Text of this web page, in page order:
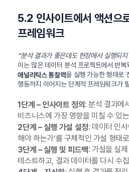
5.2 인사이트에서 액션으
프레임워크
“분석 결과가 좋은데도 현장에서 실행되지
이는 많은 데이터 분석 프로젝트에서 반복
애널리틱스 통찰력을 실행 가능한 형태로
행동까지 이어지는 단계적 프레임워크가
1단계 – 인사이트 정의 : 분석 결과에
비즈니스에 가장 영향을 미칠 수 있
2단계 – 실행 가설 설정: 데이터 인
해야 하는가’를 구체적인 가설 형태
3단계 – 실행 및 피드백: 가설을 실
테스트하고, 결과 데이터를 다시 수